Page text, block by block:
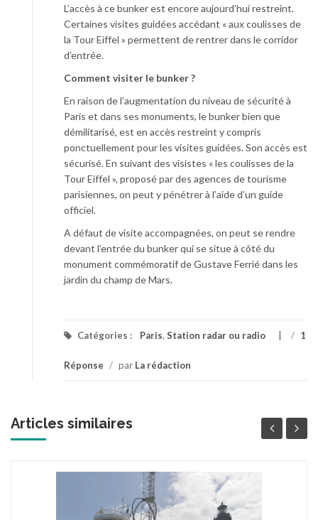
L’accès à ce bunker est encore aujourd’hui restreint.
Certaines visites guidées accédant « aux coulisses de
la Tour Eiffel » permettent de rentrer dans le corridor
d’entrée.
Comment visiter le bunker ?
En raison de l’augmentation du niveau de sécurité à
Paris et dans ses monuments, le bunker bien que
démilitarisé, est en accès restreint y compris
ponctuellement pour les visites guidées. Son accès est
sécurisé. En suivant des visistes « les coulisses de la
Tour Eiffel », proposé par des agences de tourisme
parisiennes, on peut y pénétrer à l’aide d’un guide
officiel.
A défaut de visite accompagnées, on peut se rendre
devant l’entrée du bunker qui se situe à côté du
monument commémoratif de Gustave Ferrié dans les
jardin du champ de Mars.
Catégories : Paris, Station radar ou radio / 1
Réponse / par La rédaction
Articles similaires